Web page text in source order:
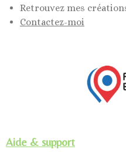
Retrouvez mes
Contactez-moi
Aide & support